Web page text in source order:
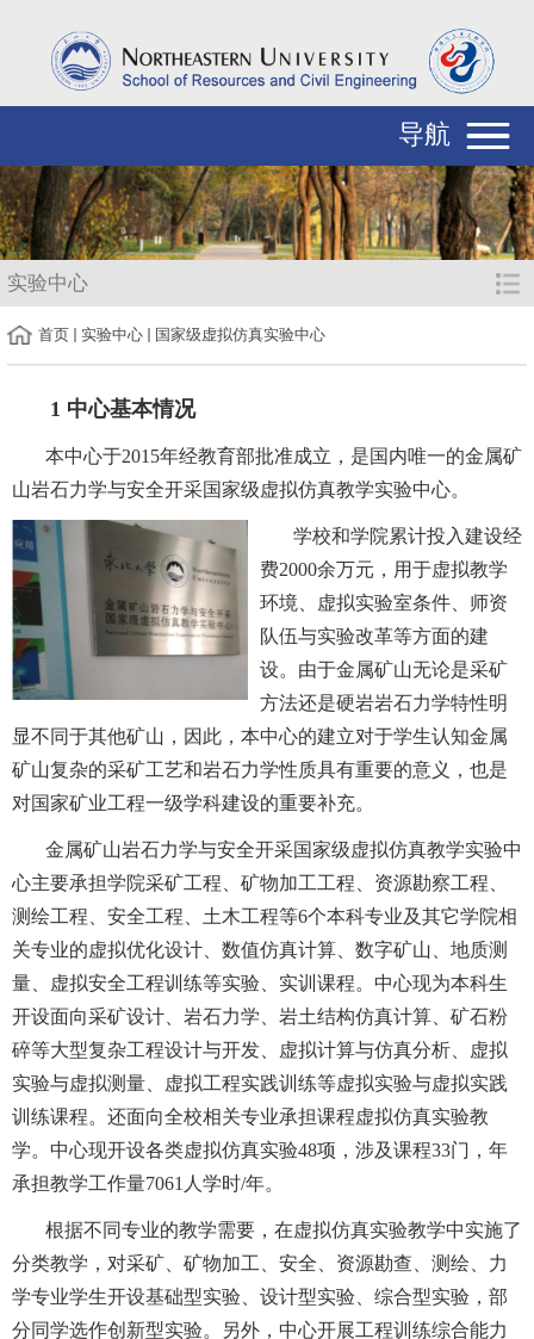
导航
实验中心
首页 实验中心 国家级虚拟仿真实验中心
1 中心基本情况
本中心于2015年经教育部批准成立，是国内唯一的金属矿
山岩石力学与安全开采国家级虚拟仿真教学实验中心。
学校和学院累计投入建设经
费2000余万元，用于虚拟教学
环境、虚拟实验室条件、师资
队伍与实验改革等方面的建
设。 由于金属矿山无论是采矿
方法还是硬岩岩石力学特性明
显不同于其他矿山，因此，本中心的建立对于学生认知金属
矿山复杂的采矿工艺和岩石力学性质具有重要的意义，也是
对国家矿业工程一级学科建设的重要补充。
金属矿山岩石力学与安全开采国家级虚拟仿真教学实验中
心主要承担学院采矿工程、矿物加工工程、资源勘察工程、
测绘工程、安全工程、土木工程等6个本科专业及其它学院相
关专业的虚拟优化设计、数值仿真计算、数字矿山、地质测
量、虚拟安全工程训练等实验、实训课程。中心现为本科生
开设面向采矿设计、岩石力学、岩土结构仿真计算 、矿石粉
碎等大型复杂工程设计与开发、虚拟计算与仿真分析、虚拟
实验与虚拟测量、虚拟工程实践训练等虚拟实验与虚拟实践
训练课程。 还面向全校相关专业承担课程虚拟仿真实验教
学。 中心现开设各类虚拟仿真实验48项 ，涉及课程33门 ，年
承担教学工作量7061人学时/年。
根据不同专业的教学需要，在虚拟仿真实验教学中实施了
分类教学，对采矿、 矿物加工、 安全、资源勘查 、测绘、力
学专业学生开设基础型实验、设计型实验、综合型实验，部
分同学选作创新型实验。另外， 中心开展工程训练综合能力